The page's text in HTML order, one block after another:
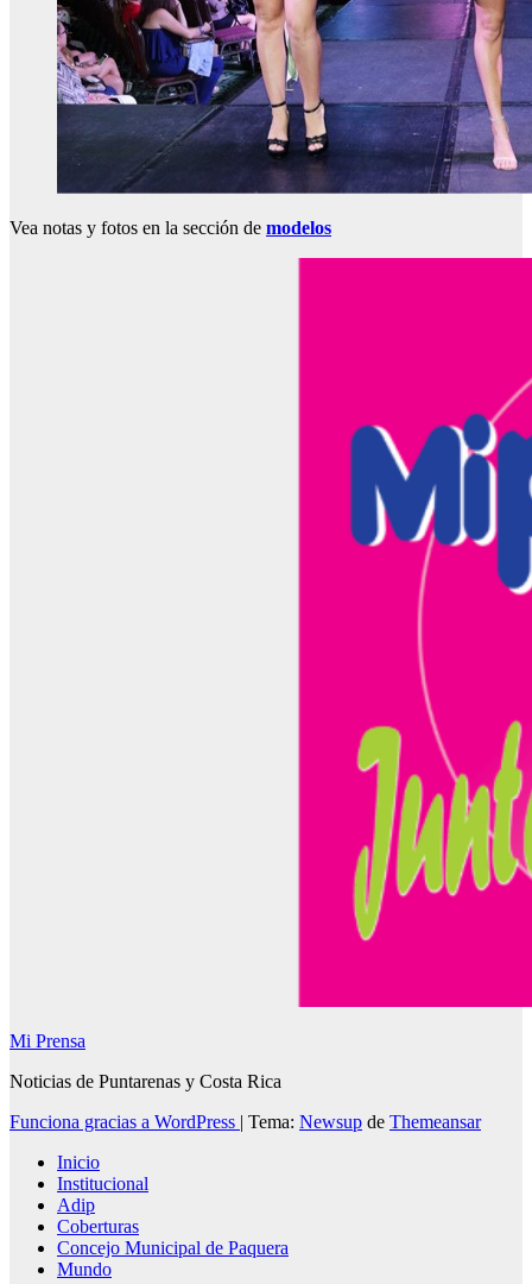
Vea notas y fotos en la sección de modelos
Mi Prensa
Noticias de Puntarenas y Costa Rica
Funciona gracias a WordPress | Tema: Newsup de Themeansar
Inicio
Institucional
Adip
Coberturas
Concejo Municipal de Paquera
Mundo